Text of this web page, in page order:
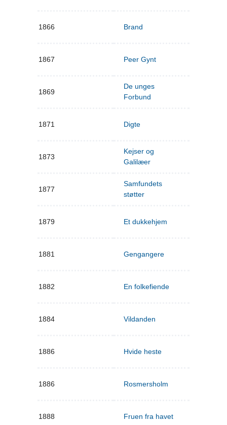
1866 Brand
1867 Peer Gynt
1869
De unges
Forbund
1871 Digte
1873
Kejser og
Galilæer
1877
Samfundets
støtter
1879 Et dukkehjem
1881 Gengangere
1882 En folkefiende
1884 Vildanden
1886 Hvide heste
1886 Rosmersholm
1888 Fruen fra havet